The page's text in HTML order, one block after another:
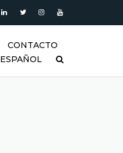
CONTACTO
ESPAÑOL